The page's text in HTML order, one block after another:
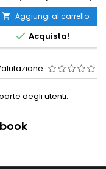
 Aggiungi al carrello
 Acquista!
degli utenti.